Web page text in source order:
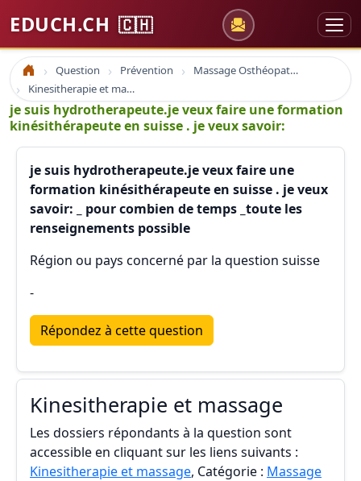
EDUCH.CH 🇨🇭
Accueil Question Prévention
Massage Osthéopathie Kinésiologie
Kinesitherapie et massage
je suis hydrotherapeute.je veux faire une formation
kinésithérapeute en suisse . je veux savoir:
je suis hydrotherapeute.je veux faire une
formation kinésithérapeute en suisse . je veux
savoir: _ pour combien de temps _toute les
renseignements possible
Région ou pays concerné par la question suisse
-
Répondez à cette question
Kinesitherapie et massage
Les dossiers répondants à la question sont
accessible en cliquant sur les liens suivants :
Kinesitherapie et massage, Catégorie : Massage